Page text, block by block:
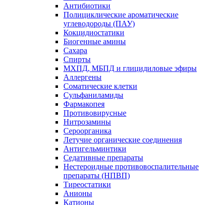
Антибиотики
Полициклические ароматические
углеводороды (ПАУ)
Кокцидиостатики
Биогенные амины
Сахара
Спирты
МХПД, МБПД и глицидиловые эфиры
Аллергены
Соматические клетки
Сульфаниламиды
Фармакопея
Противовирусные
Нитрозамины
Сероорганика
Летучие органические соединения
Антигельминтики
Седативные препараты
Нестероидные противовоспалительные
препараты (НПВП)
Тиреостатики
Анионы
Катионы